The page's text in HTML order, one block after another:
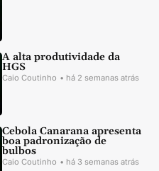
A alta produtividade da
HGS
Caio Coutinho • há 2 semanas atrás
Cebola Canarana apresenta
boa padronização de
bulbos
Caio Coutinho • há 3 semanas atrás